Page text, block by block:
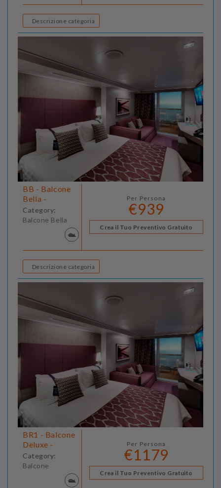
Descrizione categoria
BB - Balcone
Bella -
Category:
Balcone Bella
Per Persona
€939
Crea il Tuo Preventivo Gratuito
Descrizione categoria
BR1 - Balcone
Deluxe -
Category:
Balcone
Per Persona
€1179
Crea il Tuo Preventivo Gratuito